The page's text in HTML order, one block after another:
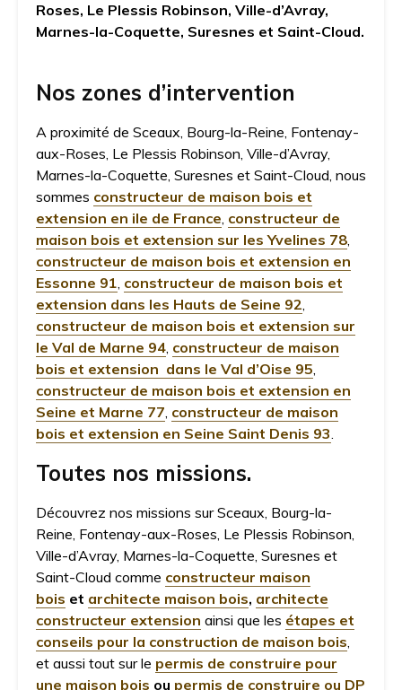
Roses, Le Plessis Robinson, Ville-d’Avray,
Marnes-la-Coquette, Suresnes et Saint-Cloud.
Nos zones d’intervention
A proximité de Sceaux, Bourg-la-Reine, Fontenay-
aux-Roses, Le Plessis Robinson, Ville-d’Avray,
Marnes-la-Coquette, Suresnes et Saint-Cloud, nous
sommes constructeur de maison bois et
extension en ile de France, constructeur de
maison bois et extension sur les Yvelines 78,
constructeur de maison bois et extension en
Essonne 91, constructeur de maison bois et
extension dans les Hauts de Seine 92,
constructeur de maison bois et extension sur
le Val de Marne 94, constructeur de maison
bois et extension dans le Val d’Oise 95,
constructeur de maison bois et extension en
Seine et Marne 77, constructeur de maison
bois et extension en Seine Saint Denis 93.
Toutes nos missions.
Découvrez nos missions sur Sceaux, Bourg-la-
Reine, Fontenay-aux-Roses, Le Plessis Robinson,
Ville-d’Avray, Marnes-la-Coquette, Suresnes et
Saint-Cloud comme constructeur maison
bois et architecte maison bois, architecte
constructeur extension ainsi que les étapes et
conseils pour la construction de maison bois,
et aussi tout sur le permis de construire pour
une maison bois ou permis de construire ou DP